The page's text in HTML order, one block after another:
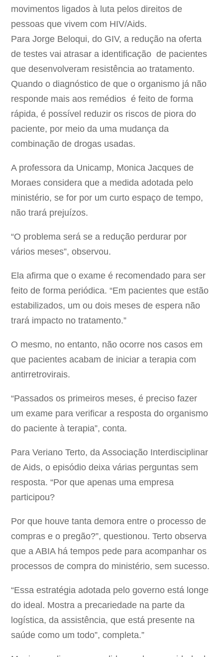
movimentos ligados à luta pelos direitos de
pessoas que vivem com HIV/Aids.
Para Jorge Beloqui, do GIV, a redução na oferta
de testes vai atrasar a identificação de pacientes
que desenvolveram resistência ao tratamento.
Quando o diagnóstico de que o organismo já não
responde mais aos remédios é feito de forma
rápida, é possível reduzir os riscos de piora do
paciente, por meio da uma mudança da
combinação de drogas usadas.
A professora da Unicamp, Monica Jacques de
Moraes considera que a medida adotada pelo
ministério, se for por um curto espaço de tempo,
não trará prejuízos.
“O problema será se a redução perdurar por
vários meses”, observou.
Ela afirma que o exame é recomendado para ser
feito de forma periódica. “Em pacientes que estão
estabilizados, um ou dois meses de espera não
trará impacto no tratamento.”
O mesmo, no entanto, não ocorre nos casos em
que pacientes acabam de iniciar a terapia com
antirretrovirais.
“Passados os primeiros meses, é preciso fazer
um exame para verificar a resposta do organismo
do paciente à terapia”, conta.
Para Veriano Terto, da Associação Interdisciplinar
de Aids, o episódio deixa várias perguntas sem
resposta. “Por que apenas uma empresa
participou?
Por que houve tanta demora entre o processo de
compras e o pregão?”, questionou. Terto observa
que a ABIA há tempos pede para acompanhar os
processos de compra do ministério, sem sucesso.
“Essa estratégia adotada pelo governo está longe
do ideal. Mostra a precariedade na parte da
logística, da assistência, que está presente na
saúde como um todo”, completa.”